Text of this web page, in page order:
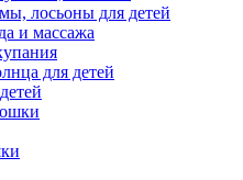
лосьоны для детей
и массажа
для детей